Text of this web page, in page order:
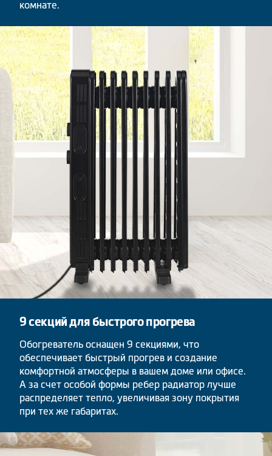
комнате.
9 секций для быстрого прогрева
Обогреватель оснащен 9 секциями, что
обеспечивает быстрый прогрев и создание
комфортной атмосферы в вашем доме или офисе.
А за счет особой формы ребер радиатор лучше
распределяет тепло, увеличивая зону покрытия
при тех же габаритах.